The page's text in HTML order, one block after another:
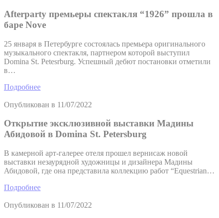
Afterparty премьеры спектакля “1926” прошла в
баре Nove
25 января в Петербурге состоялась премьера оригинального
музыкального спектакля, партнером которой выступил
Domina St. Petesrburg. Успешный дебют постановки отметили
в…
Подробнее
Опубликован в 11/07/2022
Открытие эксклюзивной выставки Мадины
Абидовой в Domina St. Petersburg
В камерной арт-галерее отеля прошел вернисаж новой
выставки незаурядной художницы и дизайнера Мадины
Абидовой, где она представила коллекцию работ “Equestrian…
Подробнее
Опубликован в 11/07/2022